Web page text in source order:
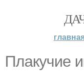
Плакучие